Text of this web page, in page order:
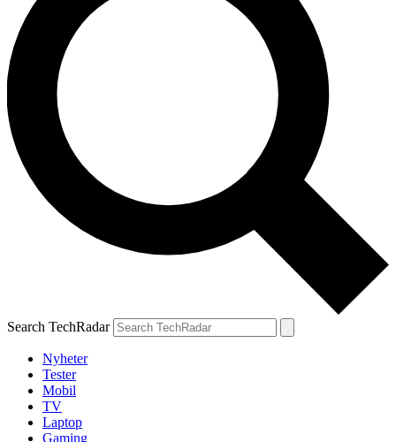
Search TechRadar
Nyheter
Tester
Mobil
TV
Laptop
Gaming